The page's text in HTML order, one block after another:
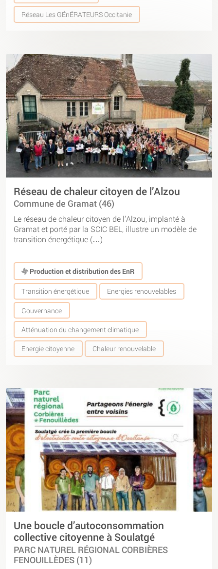
Réseau Les GÉnÉRATEURS Occitanie
Réseau de chaleur citoyen de l’Alzou
Commune de Gramat (46)
Le réseau de chaleur citoyen de l’Alzou, implanté à
Gramat et porté par la SCIC BEL, illustre un modèle de
transition énergétique (…)
Production et distribution des EnR
Transition énergétique Energies renouvelables
Gouvernance
Atténuation du changement climatique
Energie citoyenne Chaleur renouvelable
Une boucle d’autoconsommation
collective citoyenne à Soulatgé
PARC NATUREL RÉGIONAL CORBIÈRES
FENOUILLÈDES (11)